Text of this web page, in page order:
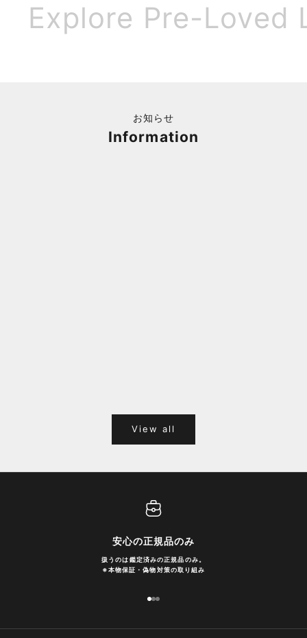
Explore Pre-Loved
お知らせ
Information
View all
安心の正規品のみ
扱うのは鑑定済みの正規品のみ。
※本物保証・偽物対策の取り組み
I18n Error: Missing interpolation
I18n Error: Missing interpolation
I18n Error: Missing interpolation